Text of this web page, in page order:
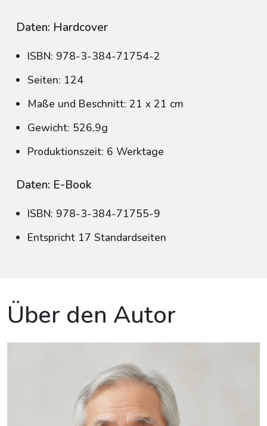
Daten: Hardcover
ISBN: 978-3-384-71754-2
Seiten: 124
Maße und Beschnitt: 21 x 21 cm
Gewicht: 526,9g
Produktionszeit: 6 Werktage
Daten: E-Book
ISBN: 978-3-384-71755-9
Entspricht 17 Standardseiten
Über den Autor